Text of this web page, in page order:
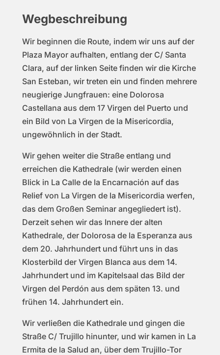
Wegbeschreibung
Wir beginnen die Route, indem wir uns auf der
Plaza Mayor aufhalten, entlang der C/ Santa
Clara, auf der linken Seite finden wir die Kirche
San Esteban, wir treten ein und finden mehrere
neugierige Jungfrauen: eine Dolorosa
Castellana aus dem 17 Virgen del Puerto und
ein Bild von La Virgen de la Misericordia,
ungewöhnlich in der Stadt.
Wir gehen weiter die Straße entlang und
erreichen die Kathedrale (wir werden einen
Blick in La Calle de la Encarnación auf das
Relief von La Virgen de la Misericordia werfen,
das dem Großen Seminar angegliedert ist).
Derzeit sehen wir das Innere der alten
Kathedrale, der Dolorosa de la Esperanza aus
dem 20. Jahrhundert und führt uns in das
Klosterbild der Virgen Blanca aus dem 14.
Jahrhundert und im Kapitelsaal das Bild der
Virgen del Perdón aus dem späten 13. und
frühen 14. Jahrhundert ein.
Wir verließen die Kathedrale und gingen die
Straße C/ Trujillo hinunter, und wir kamen in La
Ermita de la Salud an, über dem Trujillo-Tor